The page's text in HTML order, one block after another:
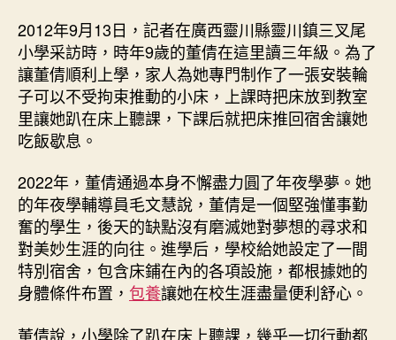
2012年9月13日，記者在廣西靈川縣靈川鎮三叉尾
小學采訪時，時年9歲的董倩在這里讀三年級。為了
讓董倩順利上學，家人為她專門制作了一張安裝輪
子可以不受拘束推動的小床，上課時把床放到教室
里讓她趴在床上聽課，下課后就把床推回宿舍讓她
吃飯歇息。
2022年，董倩通過本身不懈盡力圓了年夜學夢。她
的年夜學輔導員毛文慧說，董倩是一個堅強懂事勤
奮的學生，後天的缺點沒有磨滅她對夢想的尋求和
對美妙生涯的向往。進學后，學校給她設定了一間
特別宿舍，包含床鋪在內的各項設施，都根據她的
身體條件布置， 包養讓她在校生涯盡量便利舒心。
董倩說，小學除了趴在床上聽課，幾乎一切行動都